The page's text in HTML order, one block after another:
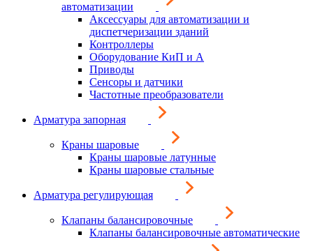
автоматизации
Аксессуары для автоматизации и
диспетчеризации зданий
Контроллеры
Оборудование КиП и А
Приводы
Сенсоры и датчики
Частотные преобразователи
Арматура запорная
Краны шаровые
Краны шаровые латунные
Краны шаровые стальные
Арматура регулирующая
Клапаны балансировочные
Клапаны балансировочные автоматические